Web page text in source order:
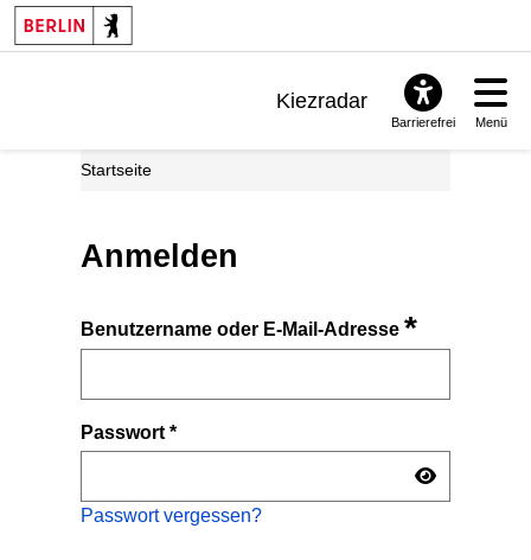
Kiezradar
Barrierefrei Menü
Startseite
Anmelden
Benutzername oder E-Mail-Adresse*
Passwort*
Passwort vergessen?